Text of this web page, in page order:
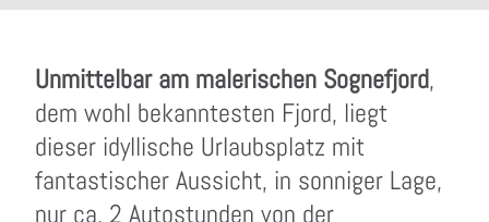
Unmittelbar am malerischen Sognefjord,
dem wohl bekanntesten Fjord, liegt
dieser idyllische Urlaubsplatz mit
fantastischer Aussicht, in sonniger Lage,
nur ca. 2 Autostunden von der